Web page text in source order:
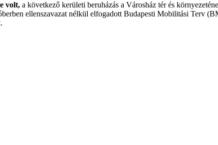
volt, a következő kerületi beruházás a Városház tér és
ellenszavazat nélkül elfogadott Budapesti Mobilitási Terv